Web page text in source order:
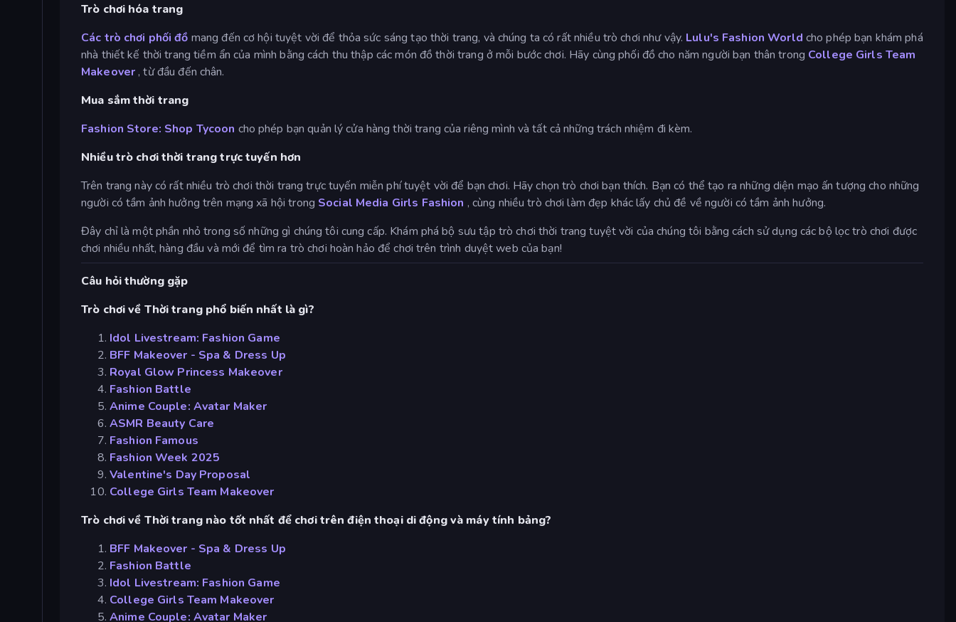
Trò chơi hóa trang
Các trò chơi phối đồ mang đến cơ hội tuyệt vời để thỏa sức sáng tạo thời trang, và chúng ta có rất nhiều trò chơi như vậy. Lulu's Fashion World cho phép bạn khám phá
nhà thiết kế thời trang tiềm ẩn của mình bằng cách thu thập các món đồ thời trang ở mỗi bước chơi. Hãy cùng phối đồ cho năm người bạn thân trong College Girls Team
Makeover , từ đầu đến chân.
Mua sắm thời trang
Fashion Store: Shop Tycoon cho phép bạn quản lý cửa hàng thời trang của riêng mình và tất cả những trách nhiệm đi kèm.
Nhiều trò chơi thời trang trực tuyến hơn
Trên trang này có rất nhiều trò chơi thời trang trực tuyến miễn phí tuyệt vời để bạn chơi. Hãy chọn trò chơi bạn thích. Bạn có thể tạo ra những diện mạo ấn tượng cho những
người có tầm ảnh hưởng trên mạng xã hội trong Social Media Girls Fashion , cùng nhiều trò chơi làm đẹp khác lấy chủ đề về người có tầm ảnh hưởng.
Đây chỉ là một phần nhỏ trong số những gì chúng tôi cung cấp. Khám phá bộ sưu tập trò chơi thời trang tuyệt vời của chúng tôi bằng cách sử dụng các bộ lọc trò chơi được
chơi nhiều nhất, hàng đầu và mới để tìm ra trò chơi hoàn hảo để chơi trên trình duyệt web của bạn!
Câu hỏi thường gặp
Trò chơi về Thời trang phổ biến nhất là gì?
Idol Livestream: Fashion Game
BFF Makeover - Spa & Dress Up
Royal Glow Princess Makeover
Fashion Battle
Anime Couple: Avatar Maker
ASMR Beauty Care
Fashion Famous
Fashion Week 2025
Valentine's Day Proposal
College Girls Team Makeover
Trò chơi về Thời trang nào tốt nhất để chơi trên điện thoại di động và máy tính bảng?
BFF Makeover - Spa & Dress Up
Fashion Battle
Idol Livestream: Fashion Game
College Girls Team Makeover
Anime Couple: Avatar Maker